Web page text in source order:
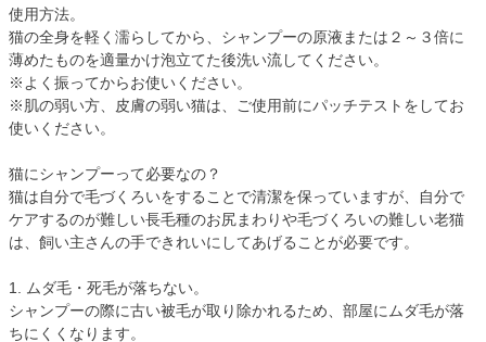
使用方法。
猫の全身を軽く濡らしてから、シャンプーの原液または２～３倍に
薄めたものを適量かけ泡立てた後洗い流してください。
※よく振ってからお使いください。
※肌の弱い方、皮膚の弱い猫は、ご使用前にパッチテストをしてお
使いください。
猫にシャンプーって必要なの？
猫は自分で毛づくろいをすることで清潔を保っていますが、自分で
ケアするのが難しい長毛種のお尻まわりや毛づくろいの難しい老猫
は、飼い主さんの手できれいにしてあげることが必要です。
1. ムダ毛・死毛が落ちない。
シャンプーの際に古い被毛が取り除かれるため、部屋にムダ毛が落
ちにくくなります。